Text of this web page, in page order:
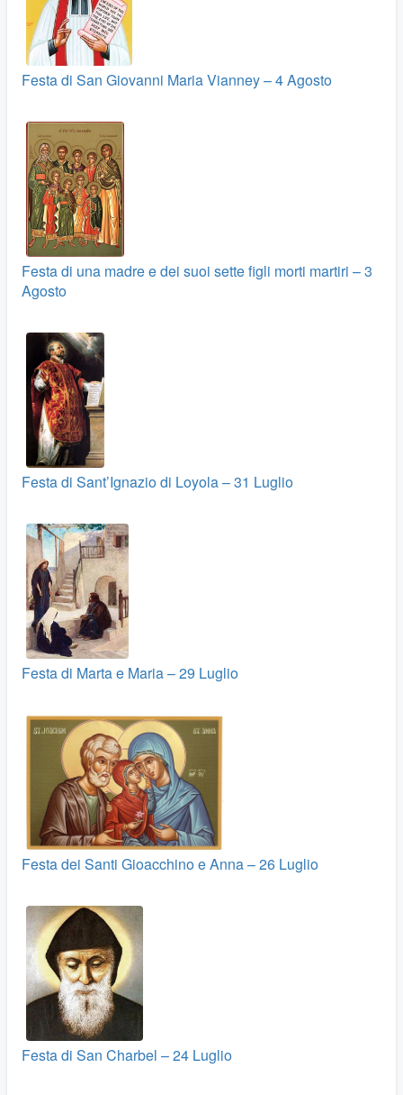
Festa di San Giovanni Maria Vianney – 4 Agosto
Festa di una madre e dei suoi sette figli morti martiri – 3
Agosto
Festa di Sant’Ignazio di Loyola – 31 Luglio
Festa di Marta e Maria – 29 Luglio
Festa dei Santi Gioacchino e Anna – 26 Luglio
Festa di San Charbel – 24 Luglio